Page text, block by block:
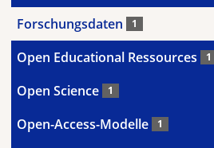
Forschungsdaten 1
Open Educational Ressources 1
Open Science 1
Open-Access-Modelle 1